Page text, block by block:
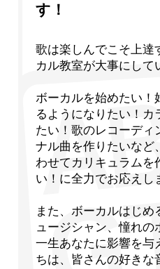
す！
歌は楽しんでこそ上達
カル教室が大事にして
ボーカルを始めたい！
るようになりたい！カ
たい！歌のレコーディ
ナル曲を作りたいなど
わせてカリキュラムを
い！に全力でお応えし
また、ボーカルはじめ
ュージシャン、憧れの
一生あなたに影響を与
ちは、皆さんの好きな